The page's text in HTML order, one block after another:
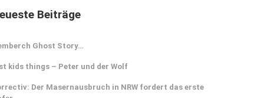
Beiträge
Ghost Story…
kids things – Peter und der Wolf
Der Masernausbruch in NRW fordert das erste